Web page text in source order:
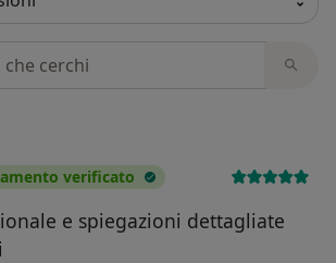
verificato
e spiegazioni dettagliate